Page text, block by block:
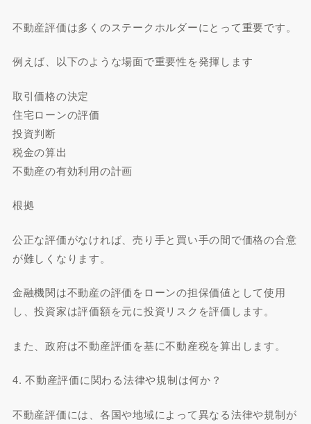
不動産評価は多くのステークホルダーにとって重要です。
例えば、以下のような場面で重要性を発揮します
取引価格の決定
住宅ローンの評価
投資判断
税金の算出
不動産の有効利用の計画
根拠
公正な評価がなければ、売り手と買い手の間で価格の合意
が難しくなります。
金融機関は不動産の評価をローンの担保価値として使用
し、投資家は評価額を元に投資リスクを評価します。
また、政府は不動産評価を基に不動産税を算出します。
4. 不動産評価に関わる法律や規制は何か？
不動産評価には、各国や地域によって異なる法律や規制が